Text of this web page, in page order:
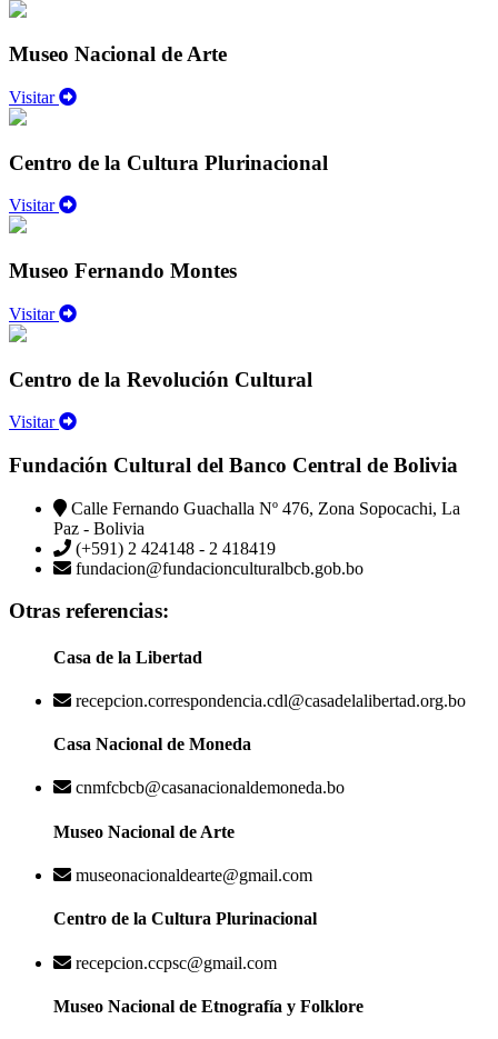
Museo Nacional de Arte
Visitar
Centro de la Cultura Plurinacional
Visitar
Museo Fernando Montes
Visitar
Centro de la Revolución Cultural
Visitar
Fundación Cultural del Banco Central de Bolivia
Calle Fernando Guachalla Nº 476, Zona Sopocachi, La
Paz - Bolivia
(+591) 2 424148 - 2 418419
fundacion@fundacionculturalbcb.gob.bo
Otras referencias:
Casa de la Libertad
recepcion.correspondencia.cdl@casadelalibertad.org.bo
Casa Nacional de Moneda
cnmfcbcb@casanacionaldemoneda.bo
Museo Nacional de Arte
museonacionaldearte@gmail.com
Centro de la Cultura Plurinacional
recepcion.ccpsc@gmail.com
Museo Nacional de Etnografía y Folklore